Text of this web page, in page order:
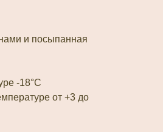
и посыпанная
-18°С
от +3 до